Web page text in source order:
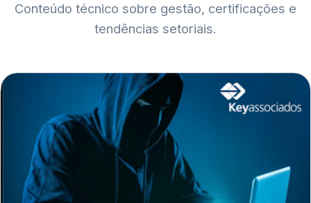
Conteúdo técnico sobre gestão, certificações e
tendências setoriais.